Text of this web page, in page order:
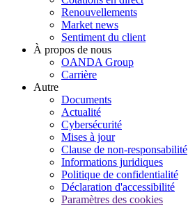
Renouvellements
Market news
Sentiment du client
À propos de nous
OANDA Group
Carrière
Autre
Documents
Actualité
Cybersécurité
Mises à jour
Clause de non-responsabilité
Informations juridiques
Politique de confidentialité
Déclaration d'accessibilité
Paramètres des cookies